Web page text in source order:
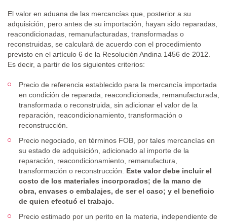
El valor en aduana de las mercancías que, posterior a su
adquisición, pero antes de su importación, hayan sido reparadas,
reacondicionadas, remanufacturadas, transformadas o
reconstruidas, se calculará de acuerdo con el procedimiento
previsto en el artículo 6 de la Resolución Andina 1456 de 2012.
Es decir, a partir de los siguientes criterios:
Precio de referencia establecido para la mercancía importada
en condición de reparada, reacondicionada, remanufacturada,
transformada o reconstruida, sin adicionar el valor de la
reparación, reacondicionamiento, transformación o
reconstrucción.
Precio negociado, en términos FOB, por tales mercancías en
su estado de adquisición, adicionado al importe de la
reparación, reacondicionamiento, remanufactura,
transformación o reconstrucción. Este valor debe incluir el
costo de los materiales incorporados; de la mano de
obra, envases o embalajes, de ser el caso; y el beneficio
de quien efectuó el trabajo.
Precio estimado por un perito en la materia, independiente de